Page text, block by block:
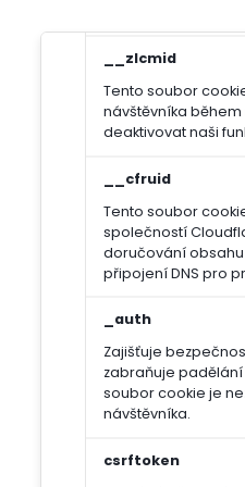
__zlcmid
Tento soubor
návštěvníka
deaktivovat naši
__cfruid
Tento soubor
společností
doručování
připojení DNS pro
_auth
Zajišťuje
zabraňuje padělání
soubor cookie je
návštěvníka.
csrftoken